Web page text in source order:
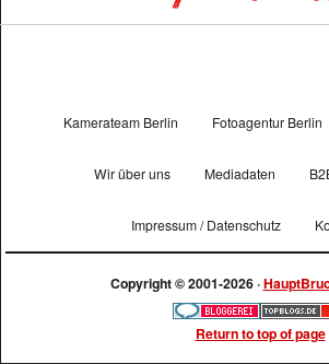
Kamerateam Berlin Fotoagentur Berlin
Wir über uns Mediadaten
Impressum / Datenschutz
Copyright © 2001-2026 ·
Return to top of page